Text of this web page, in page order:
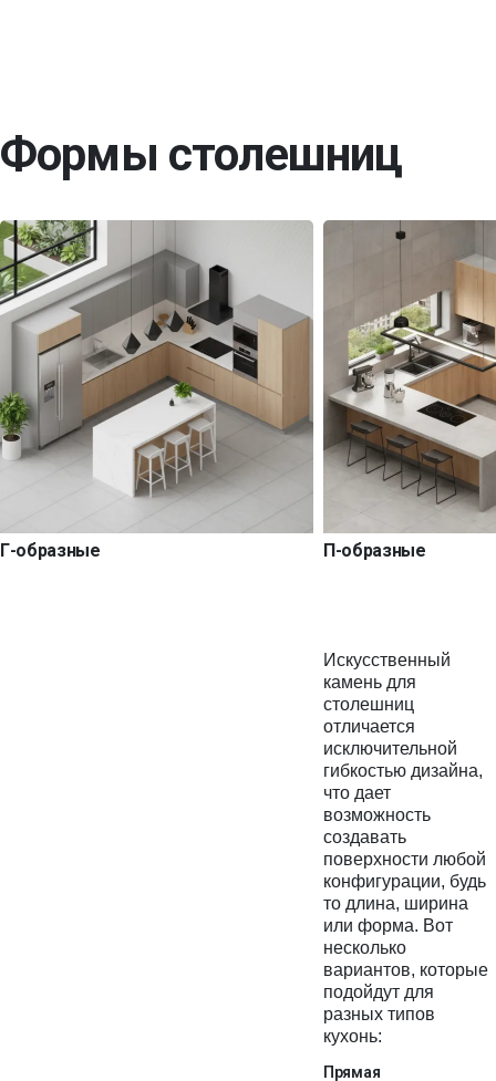
Формы столешниц
Г-образные П-образные
Искусственный
камень для
столешниц
отличается
исключительной
гибкостью дизайна,
что дает
возможность
создавать
поверхности любой
конфигурации, будь
то длина, ширина
или форма. Вот
несколько
вариантов, которые
подойдут для
разных типов
кухонь:
Прямая